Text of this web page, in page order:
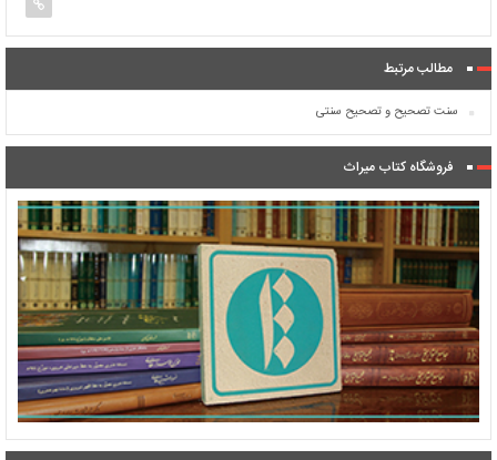
مطالب مرتبط
سنت تصحیح و تصحیح سنتی
فروشگاه کتاب میراث